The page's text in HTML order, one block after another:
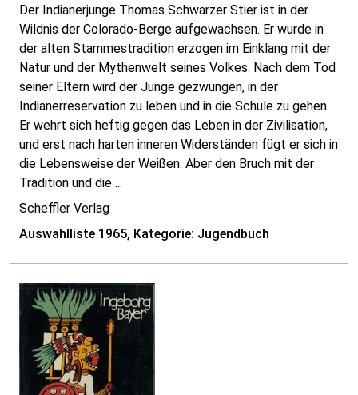
Der Indianerjunge Thomas Schwarzer Stier ist in der
Wildnis der Colorado-Berge aufgewachsen. Er wurde in
der alten Stammestradition erzogen im Einklang mit der
Natur und der Mythenwelt seines Volkes. Nach dem Tod
seiner Eltern wird der Junge gezwungen, in der
Indianerreservation zu leben und in die Schule zu gehen.
Er wehrt sich heftig gegen das Leben in der Zivilisation,
und erst nach harten inneren Widerständen fügt er sich in
die Lebensweise der Weißen. Aber den Bruch mit der
Tradition und die ...
Scheffler Verlag
Auswahlliste 1965, Kategorie: Jugendbuch